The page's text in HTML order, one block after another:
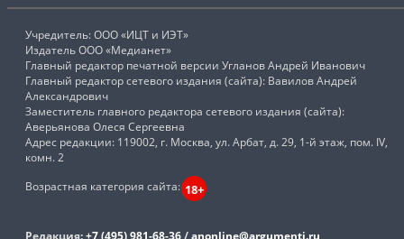
Учредитель: ООО «ИЦТ и ИЭТ»
Издатель ООО «Медианет»
Главный редактор печатной версии Угланов Андрей Иванович
Главный редактор сетевого издания (сайта): Вавилов Андрей
Александрович
Заместитель главного редактора сетевого издания (сайта):
Аверьянова Олеся Сергеевна
Адрес редакции: 119002, г. Москва, ул. Арбат, д. 29, 1-й этаж, пом. IV,
комн. 2
Возрастная категория сайта: 18+